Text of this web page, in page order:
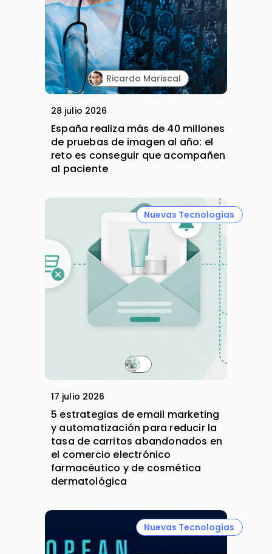
Ricardo Mariscal
28 julio 2026
España realiza más de 40 millones
de pruebas de imagen al año: el
reto es conseguir que acompañen
al paciente
Nuevas Tecnologías
17 julio 2026
5 estrategias de email marketing
y automatización para reducir la
tasa de carritos abandonados en
el comercio electrónico
farmacéutico y de cosmética
dermatológica
Nuevas Tecnologías